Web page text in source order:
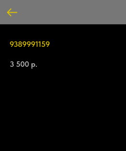
9389991159
3 500 р.